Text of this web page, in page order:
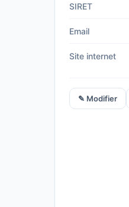
SIRET
Email
Site internet
✎ Modifier